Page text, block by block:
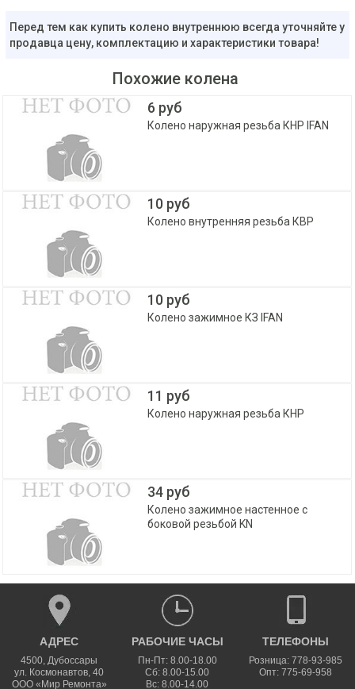
Перед тем как купить колено внутреннюю всегда уточняйте у
продавца цену, комплектацию и характеристики товара!
Похожие колена
6 руб
Колено наружная резьба КНР IFAN
10 руб
Колено внутренняя резьба КВР
10 руб
Колено зажимное КЗ IFAN
11 руб
Колено наружная резьба КНР
34 руб
Колено зажимное настенное с
боковой резьбой KN
АДРЕС
4500,Дубоссары
ул. Космонавтов, 40
ООО «Мир Ремонта»
РАБОЧИЕ ЧАСЫ
Пн-Пт: 8.00-18.00
Сб: 8.00-15.00
Вс: 8.00-14.00
ТЕЛЕФОНЫ
Розница: 778-93-985
Опт: 775-69-958